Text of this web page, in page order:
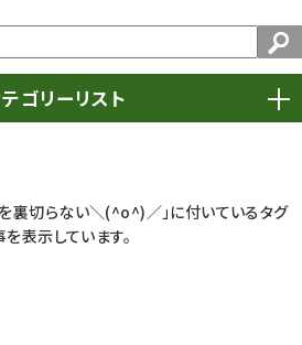
ゴリーリスト
裏切らない＼(^o^)／」に付いているタグ
表示しています。